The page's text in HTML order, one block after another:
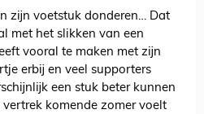
zijn voetstuk donderen… Dat
met het slikken van een
vooral te maken met zijn
erbij en veel supporters
een stuk beter kunnen
komende zomer voelt